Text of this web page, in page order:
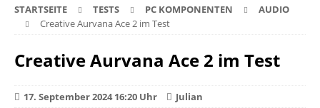
STARTSEITE TESTS PC KOMPONENTEN
AUDIO
Creative Aurvana Ace 2 im Test
Creative Aurvana Ace 2 im Test
17. September 2024 16:20 Uhr Julian